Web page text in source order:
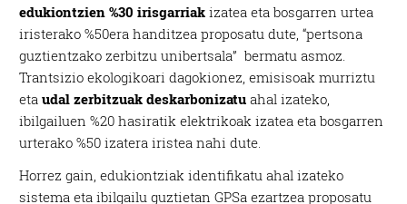
edukiontzien %30 irisgarriak izatea eta bosgarren urtea
iristerako %50era handitzea proposatu dute, “pertsona
guztientzako zerbitzu unibertsala” bermatu asmoz.
Trantsizio ekologikoari dagokionez, emisisoak murriztu
eta udal zerbitzuak deskarbonizatu ahal izateko,
ibilgailuen %20 hasiratik elektrikoak izatea eta bosgarren
urterako %50 izatera iristea nahi dute.
Horrez gain, edukiontziak identifikatu ahal izateko
sistema eta ibilgailu guztietan GPSa ezartzea proposatu